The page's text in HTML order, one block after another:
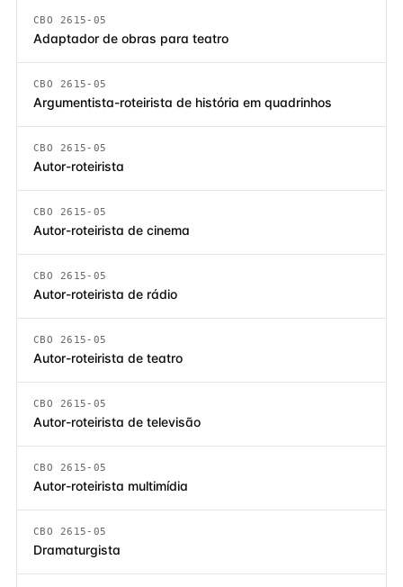
CBO 2615-05
Adaptador de obras para teatro
CBO 2615-05
Argumentista-roteirista de história em quadrinhos
CBO 2615-05
Autor-roteirista
CBO 2615-05
Autor-roteirista de cinema
CBO 2615-05
Autor-roteirista de rádio
CBO 2615-05
Autor-roteirista de teatro
CBO 2615-05
Autor-roteirista de televisão
CBO 2615-05
Autor-roteirista multimídia
CBO 2615-05
Dramaturgista